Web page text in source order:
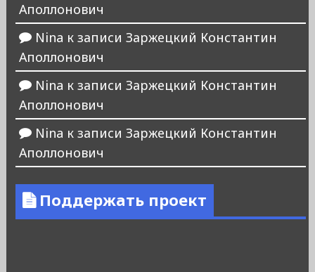
Аполлонович
Nina к записи Заржецкий Константин
Аполлонович
Nina к записи Заржецкий Константин
Аполлонович
Nina к записи Заржецкий Константин
Аполлонович
Поддержать проект